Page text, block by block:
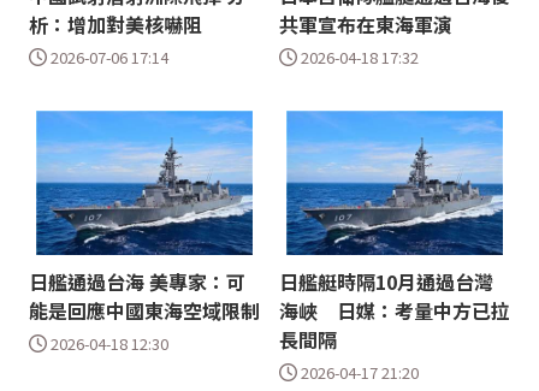
析：增加對美核嚇阻
2026-07-06 17:14
共軍宣布在東海軍演
2026-04-18 17:32
日艦通過台海 美專家：可
能是回應中國東海空域限制
2026-04-18 12:30
日艦艇時隔10月通過台灣
海峽 日媒：考量中方已拉
長間隔
2026-04-17 21:20